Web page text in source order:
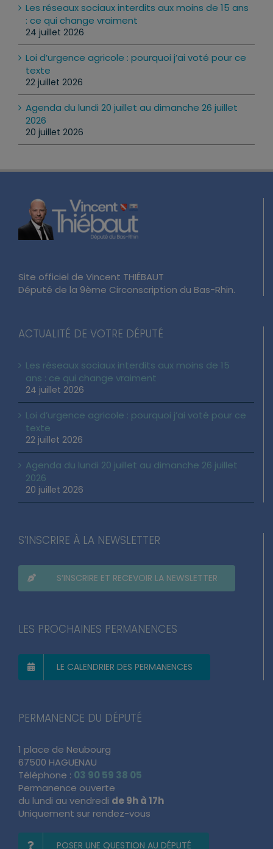
Les réseaux sociaux interdits aux moins de 15 ans
: ce qui change vraiment
24 juillet 2026
Loi d’urgence agricole : pourquoi j’ai voté pour ce
texte
22 juillet 2026
Agenda du lundi 20 juillet au dimanche 26 juillet
2026
20 juillet 2026
Site officiel de Vincent THIÉBAUT
Député de la 9ème Circonscription du Bas-Rhin.
ACTUALITÉ DE VOTRE DÉPUTÉ
Les réseaux sociaux interdits aux moins de 15
ans : ce qui change vraiment
24 juillet 2026
Loi d’urgence agricole : pourquoi j’ai voté pour ce
texte
22 juillet 2026
Agenda du lundi 20 juillet au dimanche 26 juillet
2026
20 juillet 2026
S’INSCRIRE À LA NEWSLETTER
S’INSCRIRE ET RECEVOIR LA NEWSLETTER
LES PROCHAINES PERMANENCES
LE CALENDRIER DES PERMANENCES
PERMANENCE DU DÉPUTÉ
1 place de Neubourg
67500 HAGUENAU
Téléphone : 03 90 59 38 05
Permanence ouverte
du lundi au vendredi de 9h à 17h
Uniquement sur rendez-vous
POSER UNE QUESTION AU DÉPUTÉ